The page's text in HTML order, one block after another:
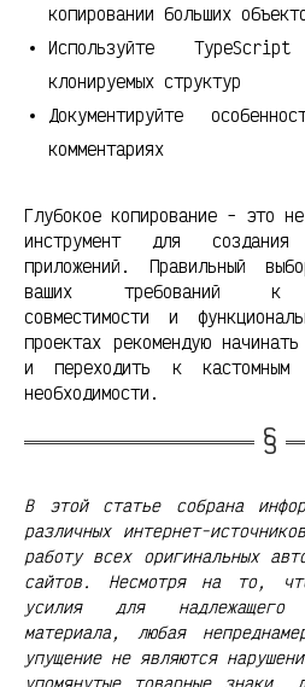
копировании больших
Используйте
клонируемых структур
Документируйте
комментариях
Глубокое копирование - это
инструмент для создания
приложений. Правильный
ваших требований к
совместимости и
проектах рекомендую
и переходить к кастомным
необходимости.
В этой статье собрана
различных интернет-
работу всех оригинальных
сайтов. Несмотря на то,
усилия для надлежащего
материала, любая
упущение не являются
упомянутые товарные знаки,